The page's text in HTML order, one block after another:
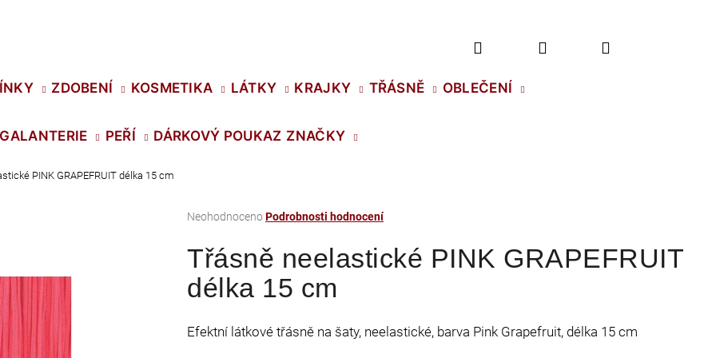
ZDOBENÍ KOSMETIKA LÁTKY KRAJKY TŘÁSNĚ OBLEČENÍ
GALANTERIE PEŘÍ DÁRKOVÝ POUKAZ ZNAČKY
Přihlášení
PINK GRAPEFRUIT délka 15 cm
Průměrné
produktu
je
0,0
hvězdiček.
NeohodnocenoPodrobnosti hodnocení
Třásně neelastické PINK GRAPEFRUIT
délka 15 cm
Efektní látkové třásně na šaty, neelastické, barva Pink Grapefruit, délka 15 cm
Co potřebujete najít?
XIRIUS NH SS-16 CRYSTAL